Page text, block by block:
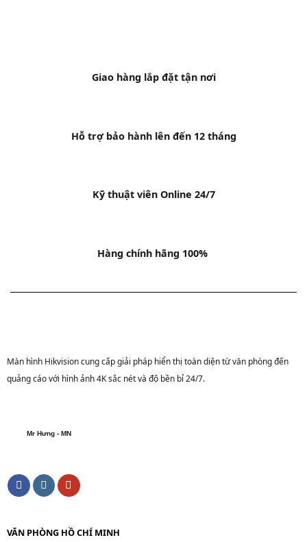
Giao hàng lắp đặt tận nơi
Hỗ trợ bảo hành lên đến 12 tháng
Kỹ thuật viên Online 24/7
Hàng chính hãng 100%
Màn hình Hikvision cung cấp giải pháp hiển thị toàn diện từ văn phòng đến
quảng cáo với hình ảnh 4K sắc nét và độ bền bỉ 24/7.
Mr Hưng - MN
VĂN PHÒNG HỒ CHÍ MINH